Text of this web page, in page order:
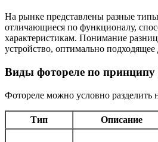
На рынке представлены разные
отличающиеся по функционалу,
характеристикам. Понимание
устройство, оптимально подходящее
Виды фотореле по принципу
Фотореле можно условно разделить
Тип Описание